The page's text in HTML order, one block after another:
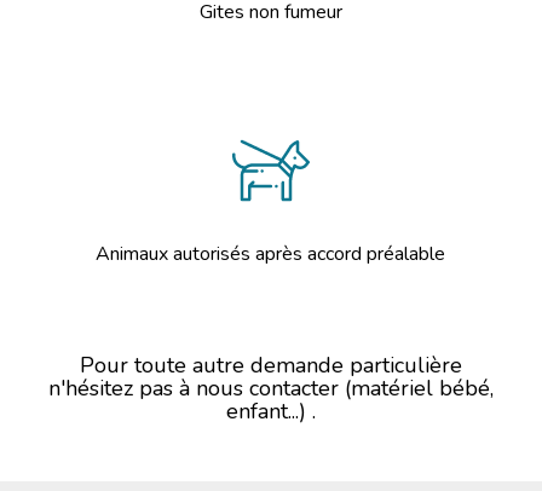
Gites non fumeur
Animaux autorisés après accord préalable
Pour toute autre demande particulière
n'hésitez pas à nous contacter (matériel bébé,
enfant...) .